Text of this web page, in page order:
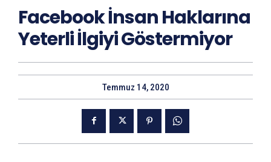
Facebook İnsan Haklarına
Yeterli İlgiyi Göstermiyor
Temmuz 14, 2020